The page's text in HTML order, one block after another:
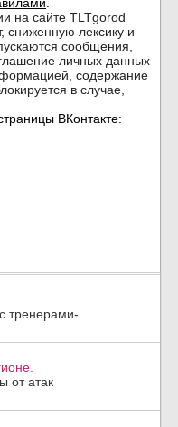
тренерами-
от атак